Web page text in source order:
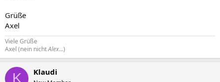
Grüße
Axel
Viele Grüße
Axel (nein nichtAlex...)
K Klaudi